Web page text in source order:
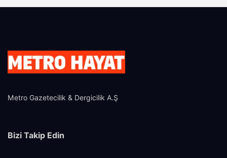
Metro Gazetecilik & Dergicilik A.Ş
Bizi Takip Edin